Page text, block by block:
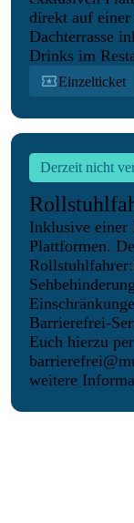
direkt auf
Dachterrasse
Drinks im
Einzelticket
Derzeit nicht
Inklusive einer
Plattformen.
Barrierefrei-
Euch hierzu
weitere